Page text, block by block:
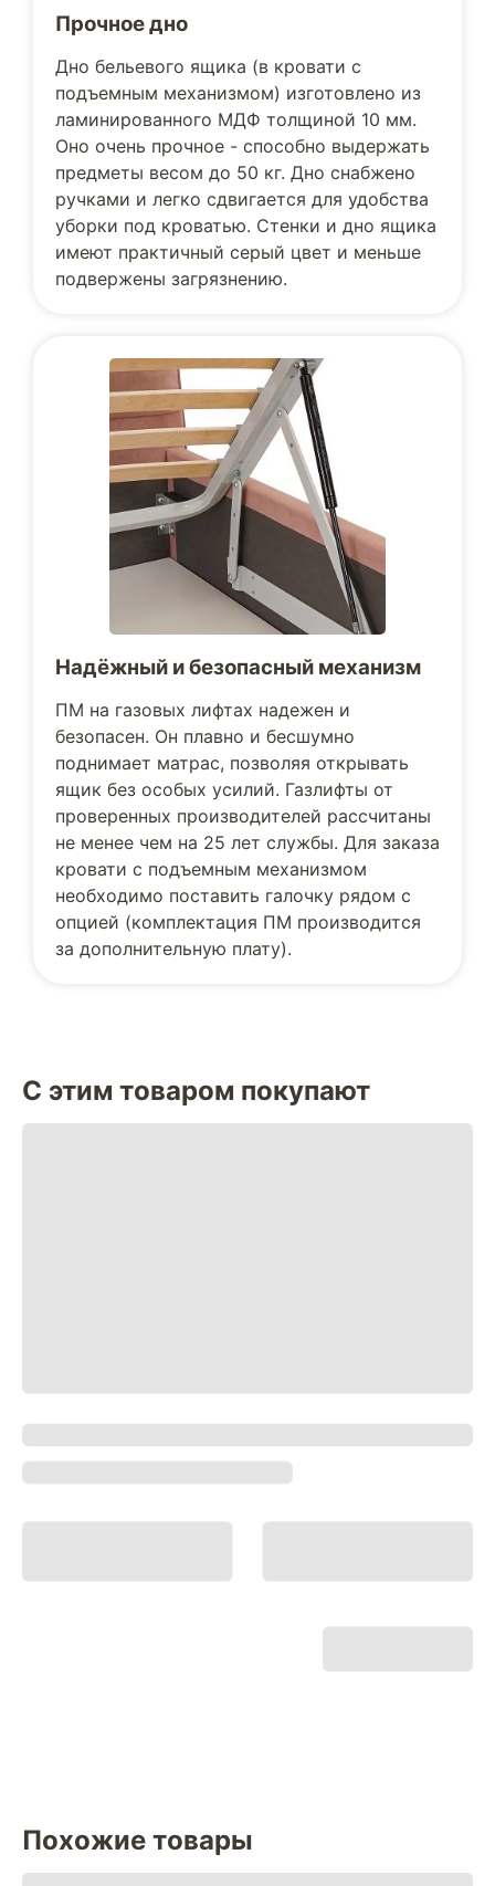
Прочное дно
Дно бельевого ящика (в кровати с
подъемным механизмом) изготовлено из
ламинированного МДФ толщиной 10 мм.
Оно очень прочное - способно выдержать
предметы весом до 50 кг. Дно снабжено
ручками и легко сдвигается для удобства
уборки под кроватью. Стенки и дно ящика
имеют практичный серый цвет и меньше
подвержены загрязнению.
Надёжный и безопасный механизм
ПМ на газовых лифтах надежен и
безопасен. Он плавно и бесшумно
поднимает матрас, позволяя открывать
ящик без особых усилий. Газлифты от
проверенных производителей рассчитаны
не менее чем на 25 лет службы. Для заказа
кровати с подъемным механизмом
необходимо поставить галочку рядом с
опцией (комплектация ПМ производится
за дополнительную плату).
С этим товаром покупают
Похожие товары